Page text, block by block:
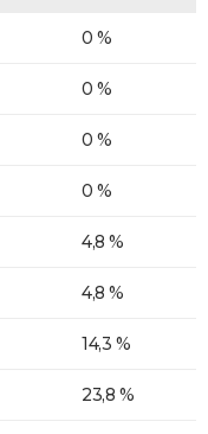
0 %
0 %
0 %
0 %
4,8 %
4,8 %
14,3 %
23,8 %